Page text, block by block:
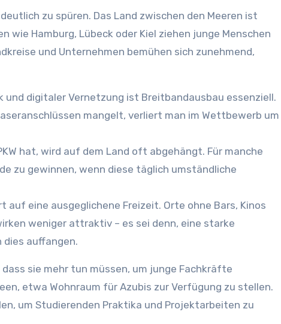
zu spüren. Das Land zwischen den Meeren ist
Hamburg, Lübeck oder Kiel ziehen junge Menschen
und Unternehmen bemühen sich zunehmend,
und digitaler Vernetzung ist Breitbandausbau essenziell.
mangelt, verliert man im Wettbewerb um
hat, wird auf dem Land oft abgehängt. Für manche
zu gewinnen, wenn diese täglich umständliche
auf eine ausgeglichene Freizeit. Orte ohne Bars, Kinos
weniger attraktiv – es sei denn, eine starke
dies auffangen.
sie mehr tun müssen, um junge Fachkräfte
etwa Wohnraum für Azubis zur Verfügung zu stellen.
um Studierenden Praktika und Projektarbeiten zu